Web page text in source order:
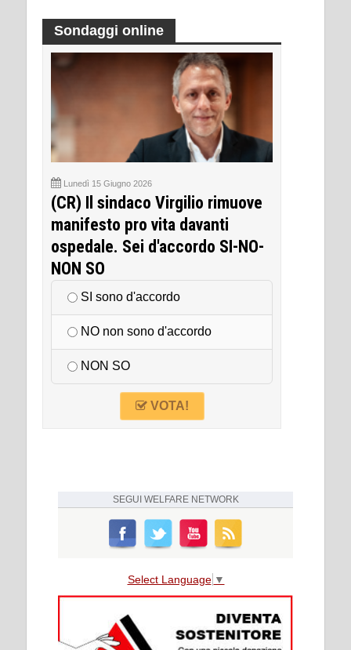
Sondaggi online
Lunedì 15 Giugno 2026
(CR) Il sindaco Virgilio rimuove
manifesto pro vita davanti
ospedale. Sei d'accordo SI-NO-
NON SO
SI sono d'accordo
NO non sono d'accordo
NON SO
VOTA!
SEGUI WELFARE NETWORK
Select Language ▼